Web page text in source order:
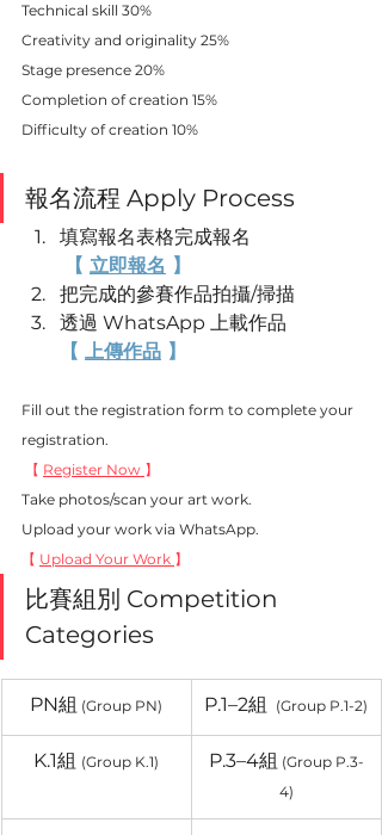
Technical skill 30%
Creativity and originality 25%
Stage presence 20%
Completion of creation 15%
Difficulty of creation 10%
報名流程 Apply Process
填寫報名表格完成報名
【 立即報名 】
把完成的參賽作品拍攝/掃描
透過 WhatsApp 上載作品
【 上傳作品 】
Fill out the registration form to complete your
registration.
【 Register Now 】
Take photos/scan your art work.
Upload your work via WhatsApp.
【 Upload Your Work 】
比賽組別 Competition
Categories
PN組 (Group PN) P.1–2組 (Group P.1-2)
K.1組 (Group K.1) P.3–4組 (Group P.3-
4)